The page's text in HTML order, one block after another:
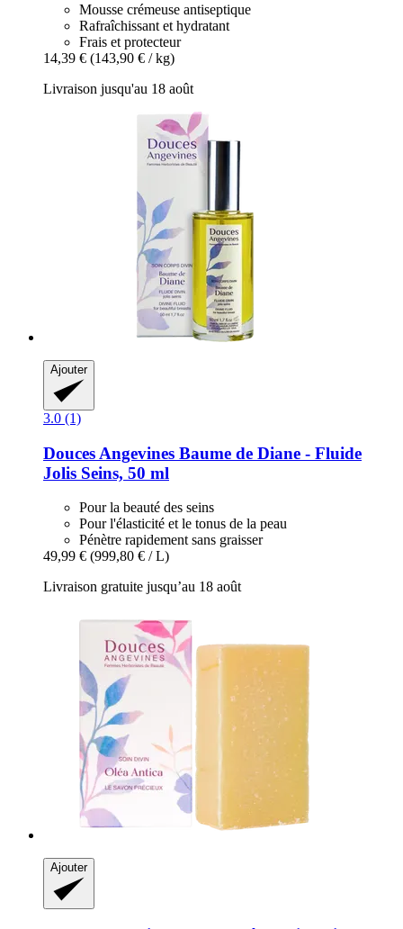
Mousse crémeuse antiseptique
Rafraîchissant et hydratant
Frais et protecteur
14,39 € (143,90 € / kg)
Livraison jusqu'au 18 août
Ajouter
3.0 (1)
Douces Angevines Baume de Diane -​ Fluide
Jolis Seins, 50 ml
Pour la beauté des seins
Pour l'élasticité et le tonus de la peau
Pénètre rapidement sans graisser
49,99 € (999,80 € / L)
Livraison gratuite jusqu’au 18 août
Ajouter